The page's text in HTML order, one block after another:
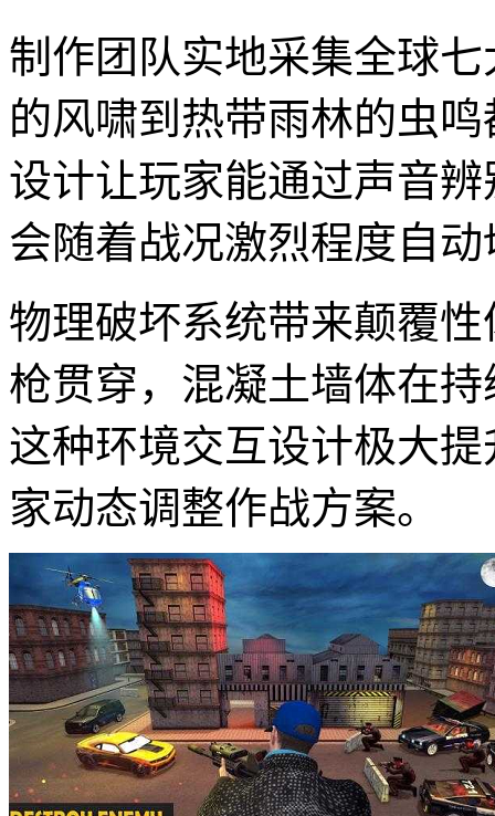
制作团队实地采集全球
的风啸到热带雨林的虫
设计让玩家能通过声音
会随着战况激烈程度自
物理破坏系统带来颠覆
枪贯穿，混凝土墙体在
这种环境交互设计极大
家动态调整作战方案。